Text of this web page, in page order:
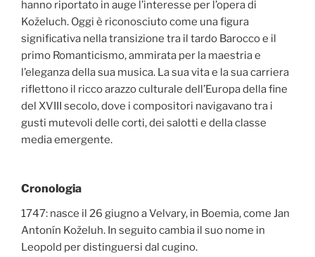
hanno riportato in auge l’interesse per l’opera di
Koželuch. Oggi è riconosciuto come una figura
significativa nella transizione tra il tardo Barocco e il
primo Romanticismo, ammirata per la maestria e
l’eleganza della sua musica. La sua vita e la sua carriera
riflettono il ricco arazzo culturale dell’Europa della fine
del XVIII secolo, dove i compositori navigavano tra i
gusti mutevoli delle corti, dei salotti e della classe
media emergente.
Cronologia
1747: nasce il 26 giugno a Velvary, in Boemia, come Jan
Antonín Koželuh. In seguito cambia il suo nome in
Leopold per distinguersi dal cugino.